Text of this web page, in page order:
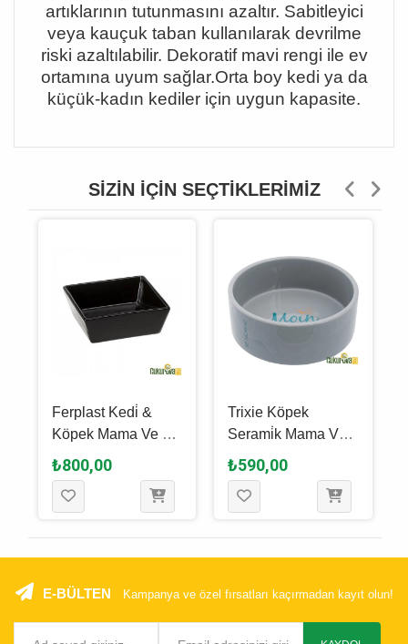
artıklarının tutunmasını azaltır. Sabitleyici
veya kauçuk taban kullanılarak devrilme
riski azaltılabilir. Dekoratif mavi rengi ile ev
ortamına uyum sağlar.Orta boy kedi ya da
küçük-kadın kediler için uygun kapasite.
SIZIN İÇIN SEÇTIKLERIMIZ
Ferplast Kedi̇ &
Köpek Mama Ve Su
Kabı Altair 14 -
Si̇yah
₺800,00
Trixie Köpek
Serami̇k Mama Ve
Su Kabı 800 Ml 16
Cm Gri̇
₺590,00
E-BÜLTEN Kampanya ve özel fırsatları kaçırmadan kayıt olun!